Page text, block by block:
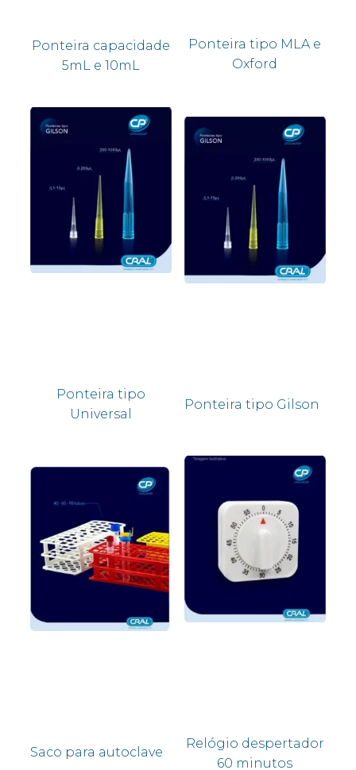
Ponteira capacidade
5mL e 10mL
Ponteira tipo MLA e
Oxford
Ponteira tipo
Universal
Ponteira tipo Gilson
Saco para autoclave
Relógio despertador
60 minutos